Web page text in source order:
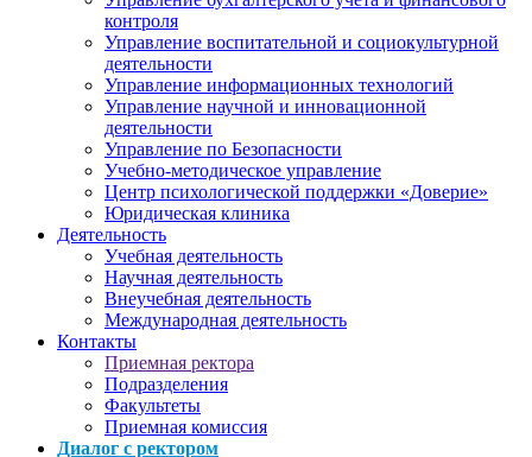
контроля
Управление воспитательной и социокультурной
деятельности
Управление информационных технологий
Управление научной и инновационной
деятельности
Управление по Безопасности
Учебно-методическое управление
Центр психологической поддержки «Доверие»
Юридическая клиника
Деятельность
Учебная деятельность
Научная деятельность
Внеучебная деятельность
Международная деятельность
Контакты
Приемная ректора
Подразделения
Факультеты
Приемная комиссия
Диалог с ректором